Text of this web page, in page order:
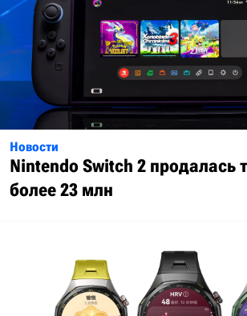
Новости
Nintendo Switch 2 продалась
более 23 млн